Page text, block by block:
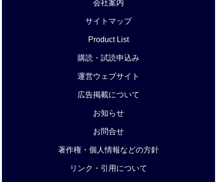
会社案内
サイトマップ
Product List
購読・試読申込み
運営ウェブサイト
広告掲載について
お知らせ
お問合せ
著作権・個人情報などの方針
リンク・引用について